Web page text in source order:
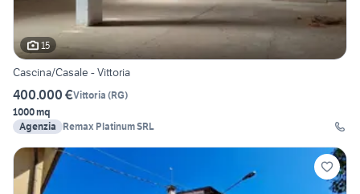
15
Cascina/Casale - Vittoria
400.000 €Vittoria (RG)
1000 mq
Agenzia
Remax Platinum SRL